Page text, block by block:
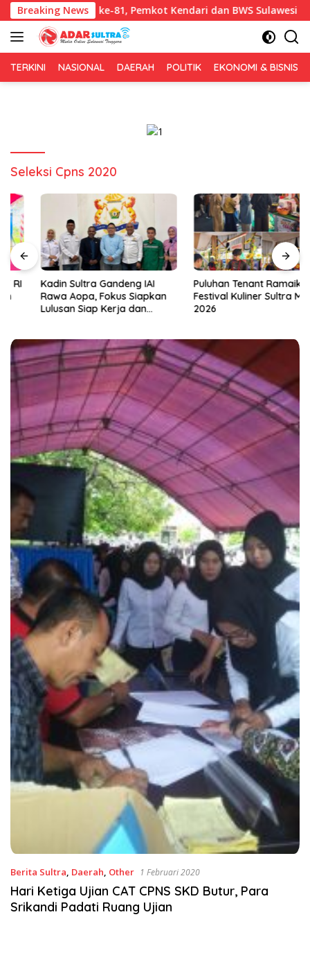
Langsung
ke
konten
Breaking News
HUT RI ke-81, Pemkot Kendari dan BWS Sulawesi IV
TERKINI NASIONAL DAERAH POLITIK EKONOMI & BISNIS
Seleksi Cpns 2020
Kadin Sultra Gandeng IAI
Rawa Aopa, Fokus Siapkan
Lulusan Siap Kerja dan
Puluhan Tenant Ramaikan
Festival Kuliner Sultra Maimo
Berita Sultra Daerah Other 1 Februari 2020
Hari Ketiga Ujian CAT CPNS SKD Butur, Para
Srikandi Padati Ruang Ujian